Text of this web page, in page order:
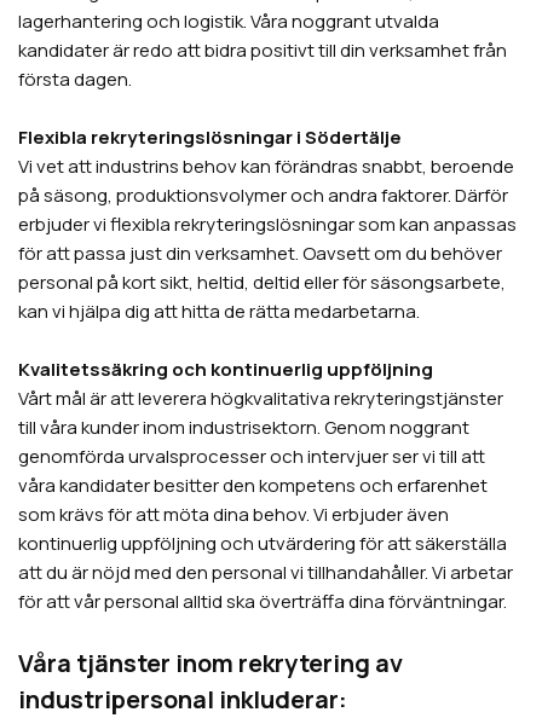
lagerhantering och logistik. Våra noggrant utvalda
kandidater är redo att bidra positivt till din verksamhet från
första dagen.
Flexibla rekryteringslösningar i Södertälje
Vi vet att industrins behov kan förändras snabbt, beroende
på säsong, produktionsvolymer och andra faktorer. Därför
erbjuder vi flexibla rekryteringslösningar som kan anpassas
för att passa just din verksamhet. Oavsett om du behöver
personal på kort sikt, heltid, deltid eller för säsongsarbete,
kan vi hjälpa dig att hitta de rätta medarbetarna.
Kvalitetssäkring och kontinuerlig uppföljning
Vårt mål är att leverera högkvalitativa rekryteringstjänster
till våra kunder inom industrisektorn. Genom noggrant
genomförda urvalsprocesser och intervjuer ser vi till att
våra kandidater besitter den kompetens och erfarenhet
som krävs för att möta dina behov. Vi erbjuder även
kontinuerlig uppföljning och utvärdering för att säkerställa
att du är nöjd med den personal vi tillhandahåller. Vi arbetar
för att vår personal alltid ska överträffa dina förväntningar.
Våra tjänster inom rekrytering av
industripersonal inkluderar: